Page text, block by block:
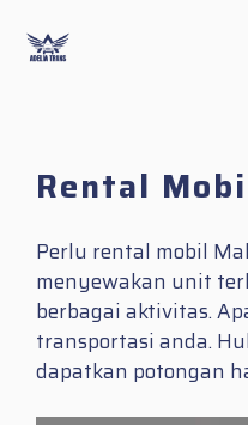
content
Rental
Perlu rental mobil
menyewakan unit
berbagai aktivitas.
transportasi anda.
dapatkan potongan